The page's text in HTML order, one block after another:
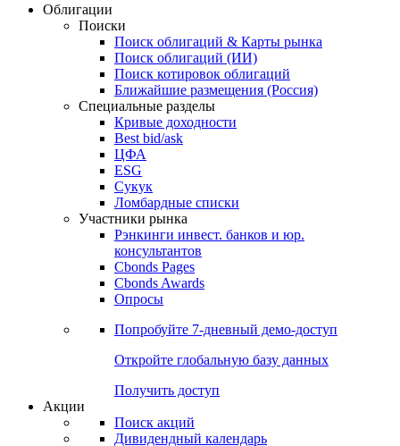
Облигации
Поиски
Поиск облигаций & Карты рынка
Поиск облигаций (ИИ)
Поиск котировок облигаций
Ближайшие размещения (Россия)
Специальные разделы
Кривые доходности
Best bid/ask
ЦФА
ESG
Сукук
Ломбардные списки
Участники рынка
Рэнкинги инвест. банков и юр.
консультантов
Cbonds Pages
Cbonds Awards
Опросы
Попробуйте 7-дневный демо-доступ
Откройте глобальную базу данных
Получить доступ
Акции
Поиск акций
Дивидендный календарь